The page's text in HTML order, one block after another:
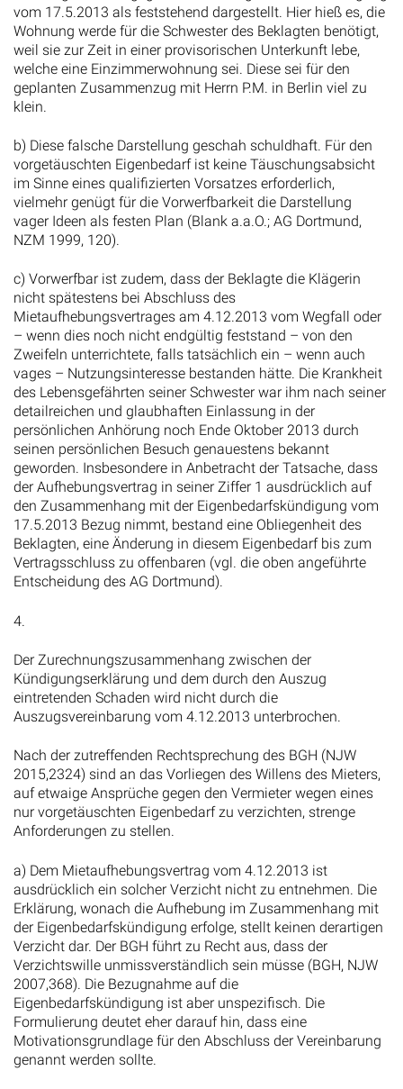
vom 17.5.2013 als feststehend dargestellt. Hier hieß es, die
Wohnung werde für die Schwester des Beklagten benötigt,
weil sie zur Zeit in einer provisorischen Unterkunft lebe,
welche eine Einzimmerwohnung sei. Diese sei für den
geplanten Zusammenzug mit Herrn P.M. in Berlin viel zu
klein.
b) Diese falsche Darstellung geschah schuldhaft. Für den
vorgetäuschten Eigenbedarf ist keine Täuschungsabsicht
im Sinne eines qualifizierten Vorsatzes erforderlich,
vielmehr genügt für die Vorwerfbarkeit die Darstellung
vager Ideen als festen Plan (Blank a.a.O.; AG Dortmund,
NZM 1999, 120).
c) Vorwerfbar ist zudem, dass der Beklagte die Klägerin
nicht spätestens bei Abschluss des
Mietaufhebungsvertrages am 4.12.2013 vom Wegfall oder
– wenn dies noch nicht endgültig feststand – von den
Zweifeln unterrichtete, falls tatsächlich ein – wenn auch
vages – Nutzungsinteresse bestanden hätte. Die Krankheit
des Lebensgefährten seiner Schwester war ihm nach seiner
detailreichen und glaubhaften Einlassung in der
persönlichen Anhörung noch Ende Oktober 2013 durch
seinen persönlichen Besuch genauestens bekannt
geworden. Insbesondere in Anbetracht der Tatsache, dass
der Aufhebungsvertrag in seiner Ziffer 1 ausdrücklich auf
den Zusammenhang mit der Eigenbedarfskündigung vom
17.5.2013 Bezug nimmt, bestand eine Obliegenheit des
Beklagten, eine Änderung in diesem Eigenbedarf bis zum
Vertragsschluss zu offenbaren (vgl. die oben angeführte
Entscheidung des AG Dortmund).
4.
Der Zurechnungszusammenhang zwischen der
Kündigungserklärung und dem durch den Auszug
eintretenden Schaden wird nicht durch die
Auszugsvereinbarung vom 4.12.2013 unterbrochen.
Nach der zutreffenden Rechtsprechung des BGH (NJW
2015,2324) sind an das Vorliegen des Willens des Mieters,
auf etwaige Ansprüche gegen den Vermieter wegen eines
nur vorgetäuschten Eigenbedarf zu verzichten, strenge
Anforderungen zu stellen.
a) Dem Mietaufhebungsvertrag vom 4.12.2013 ist
ausdrücklich ein solcher Verzicht nicht zu entnehmen. Die
Erklärung, wonach die Aufhebung im Zusammenhang mit
der Eigenbedarfskündigung erfolge, stellt keinen derartigen
Verzicht dar. Der BGH führt zu Recht aus, dass der
Verzichtswille unmissverständlich sein müsse (BGH, NJW
2007,368). Die Bezugnahme auf die
Eigenbedarfskündigung ist aber unspezifisch. Die
Formulierung deutet eher darauf hin, dass eine
Motivationsgrundlage für den Abschluss der Vereinbarung
genannt werden sollte.